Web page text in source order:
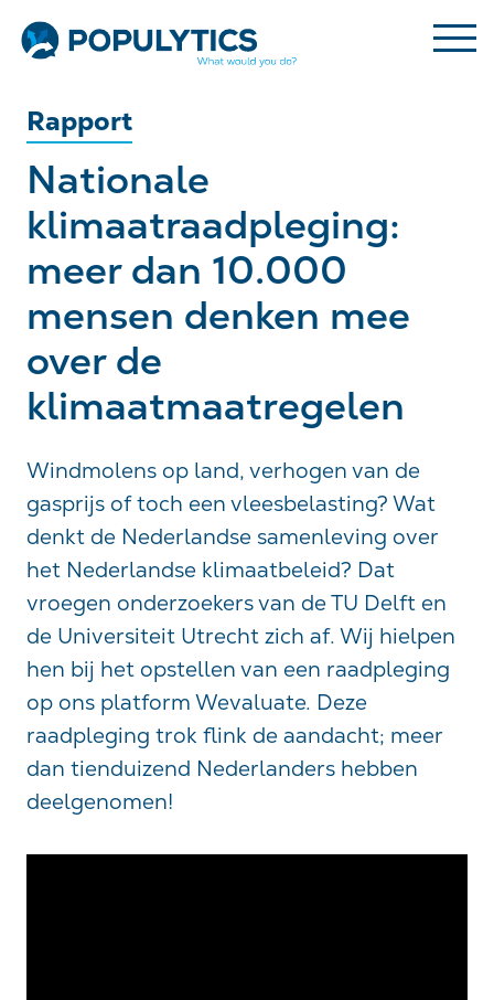
Rapport
Nationale
klimaatraadpleging:
meer dan 10.000
mensen denken mee
over de
klimaatmaatregelen
Windmolens op land, verhogen van de
gasprijs of toch een vleesbelasting? Wat
denkt de Nederlandse samenleving over
het Nederlandse klimaatbeleid? Dat
vroegen onderzoekers van de TU Delft en
de Universiteit Utrecht zich af. Wij hielpen
hen bij het opstellen van een raadpleging
op ons platform Wevaluate. Deze
raadpleging trok flink de aandacht; meer
dan tienduizend Nederlanders hebben
deelgenomen!